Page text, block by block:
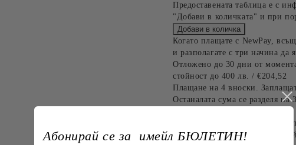
Предоставената таблица е с
"Добави в количката" и при
Когато плащате с NewPay,
и разполагате с три начина да
Отложено до 30 дни от
стойност до 400 лв. / €204,52
Плащане на 4 вноски.
Останалата сума се разделя
Плащане на 6 вноски.
оскъпяване. За покупки на
Абонирай се за имейл БЮЛЕТИН!